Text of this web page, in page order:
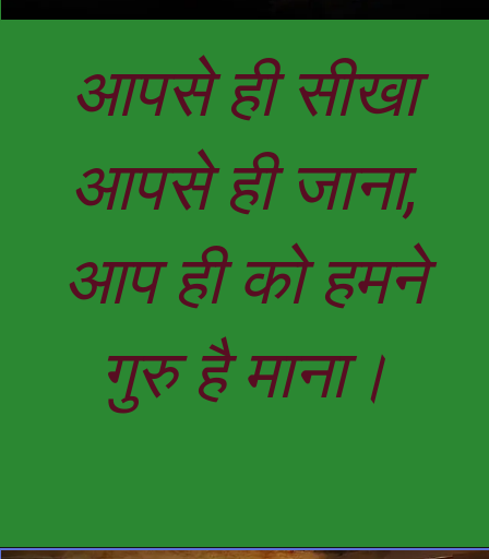
आपसे ही सीखा
आपसे ही जाना,
आप ही को हमने
गुरु है माना।